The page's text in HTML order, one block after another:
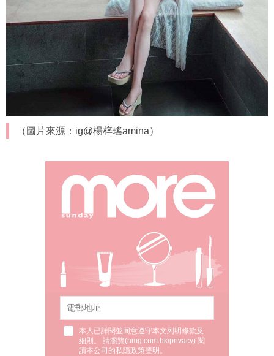
（圖片來源：ig@楊梓瑤amina）
本人已詳閱並同意遵守本文列明條款及
細則。 請瀏覽(nmg.com.hk/privacy) 閱
讀本公司的私隱政策聲明。